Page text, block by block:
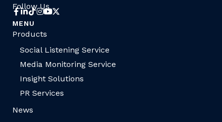
Follow Us
MENU
Products
Social Listening Service
Media Monitoring Service
Insight Solutions
PR Services
News